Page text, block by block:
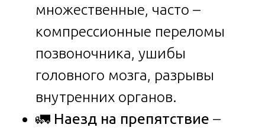
множественные, часто –
компрессионные переломы
позвоночника, ушибы
головного мозга, разрывы
внутренних органов.
🚛 Наезд на препятствие –